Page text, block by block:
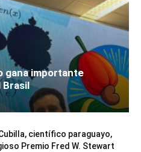
gana importante
científico paraguayo,
Premio Fred W. Stewart